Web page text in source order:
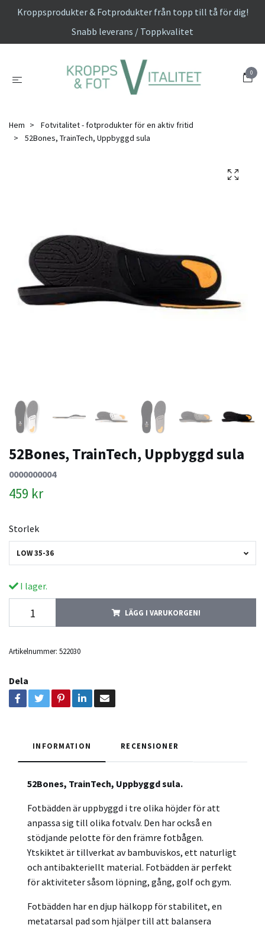
Kroppsprodukter & Fotprodukter från topp till tå för dig!
Snabb leverans / Toppkvalitet
0
Hem
Fotvitalitet - fotprodukter för en aktiv fritid
52Bones, TrainTech, Uppbyggd sula
52Bones, TrainTech, Uppbyggd sula
0000000004
459 kr
Storlek
LOW 35-36
I lager.
LÄGG I VARUKORGEN!
Artikelnummer: 522030
Dela
INFORMATION RECENSIONER
52Bones, TrainTech, Uppbyggd sula.
Fotbädden är uppbyggd i tre olika höjder för att
anpassa sig till olika fotvalv. Den har också en
stödjande pelotte för den främre fotbågen.
Ytskiktet är tillverkat av bambuviskos, ett naturligt
och antibakteriellt material. Fotbädden är perfekt
för aktiviteter såsom löpning, gång, golf och gym.
Fotbädden har en djup hälkopp för stabilitet, en
metatarsal pad som hjälper till att balansera